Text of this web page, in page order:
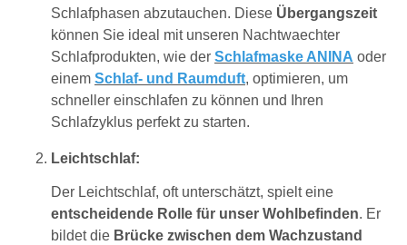
Schlafphasen abzutauchen. Diese Übergangszeit
können Sie ideal mit unseren Nachtwaechter
Schlafprodukten, wie der Schlafmaske ANINA oder
einem Schlaf- und Raumduft, optimieren, um
schneller einschlafen zu können und Ihren
Schlafzyklus perfekt zu starten.
Leichtschlaf:
Der Leichtschlaf, oft unterschätzt, spielt eine
entscheidende Rolle für unser Wohlbefinden. Er
bildet die Brücke zwischen dem Wachzustand